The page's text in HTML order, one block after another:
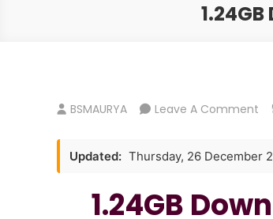
1.24GB
BSMAURYA Leave A Comment
Updated: Thursday, 26 December
1.24GB